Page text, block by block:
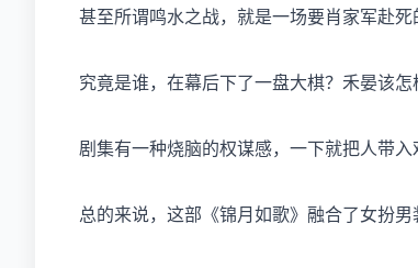
甚至所谓鸣水之战，就是一场要肖家军赴死
究竟是谁，在幕后下了一盘大棋？禾晏该怎
剧集有一种烧脑的权谋感，一下就把人带入
总的来说，这部《锦月如歌》融合了女扮